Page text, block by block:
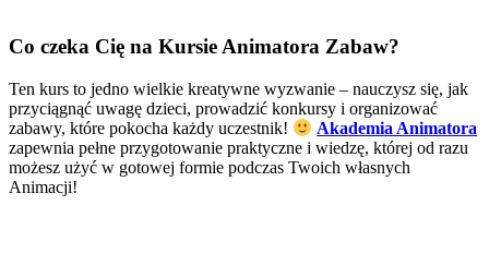
Co czeka Cię na Kursie Animatora Zabaw?
Ten kurs to jedno wielkie kreatywne wyzwanie – nauczysz się, jak
przyciągnąć uwagę dzieci, prowadzić konkursy i organizować
zabawy, które pokocha każdy uczestnik!
Akademia Animatora
zapewnia pełne przygotowanie praktyczne i wiedzę, której od razu
możesz użyć w gotowej formie podczas Twoich własnych
Animacji!